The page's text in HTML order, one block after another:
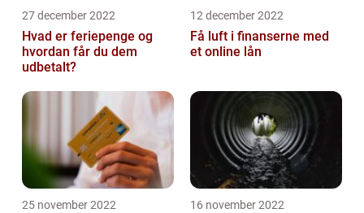
27 december 2022
Hvad er feriepenge og
hvordan får du dem
udbetalt?
12 december 2022
Få luft i finanserne med
et online lån
25 november 2022 16 november 2022